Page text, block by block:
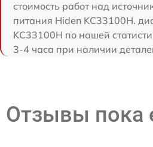
стоимость работ над
питания Hiden KC33100H.
KC33100H по нашей
3-4 часа при наличии
Отзывы пока